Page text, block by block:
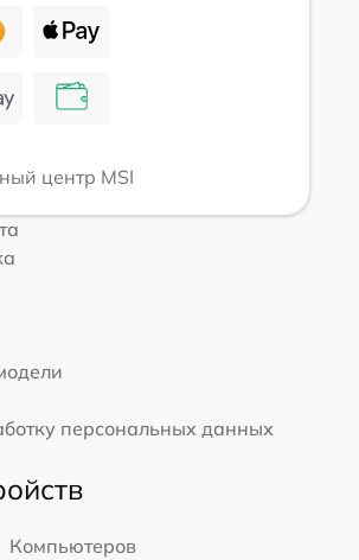
центр MSI
персональных данных
Компьютеров